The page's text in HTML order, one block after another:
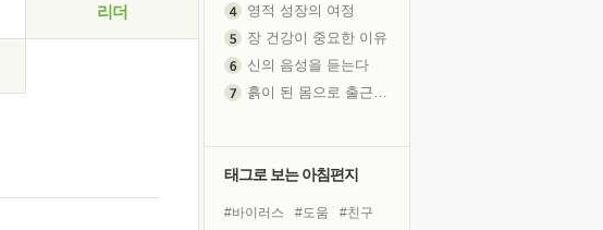
리더
영적 성장의 여정
장 건강이 중요한 이유
신의 음성을 듣는다
태그로 보는 아침편지
#바이러스 #도움
#친구